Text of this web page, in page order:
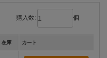
購入数: 個
在庫 カート